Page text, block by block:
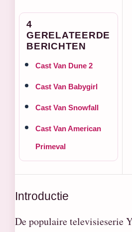
4
GERELATEERDE
BERICHTEN
Cast Van Dune 2
Cast Van Babygirl
Cast Van Snowfall
Cast Van American
Primeval
Introductie
De populaire televisieserie